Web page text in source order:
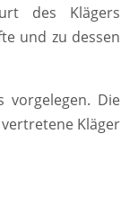
des Klägers
und zu dessen
vorgelegen. Die
Kläger